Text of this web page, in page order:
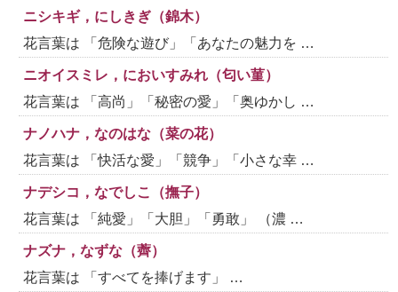
ニシキギ，にしきぎ（錦木）
花言葉は 「危険な遊び」「あなたの魅力を …
ニオイスミレ，においすみれ（匂い菫）
花言葉は 「高尚」「秘密の愛」「奥ゆかし …
ナノハナ，なのはな（菜の花）
花言葉は 「快活な愛」「競争」「小さな幸 …
ナデシコ，なでしこ（撫子）
花言葉は 「純愛」「大胆」「勇敢」 （濃 …
ナズナ，なずな（薺）
花言葉は 「すべてを捧げます」 …